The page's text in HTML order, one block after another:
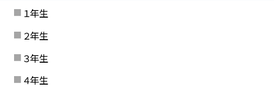
１年生
２年生
３年生
４年生